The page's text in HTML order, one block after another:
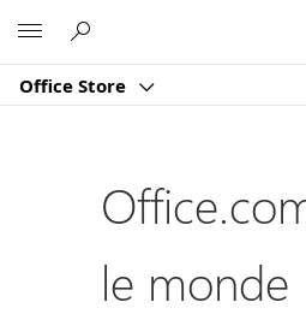
Office Store
le monde